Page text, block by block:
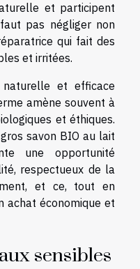
et participent
pas négliger non
qui fait des
et irritées.
et efficace
amène souvent à
et éthiques.
savon BIO au lait
une opportunité
respectueux de la
et ce, tout en
achat économique et
sensibles